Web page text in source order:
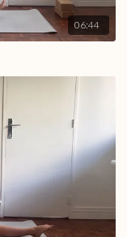
06:44